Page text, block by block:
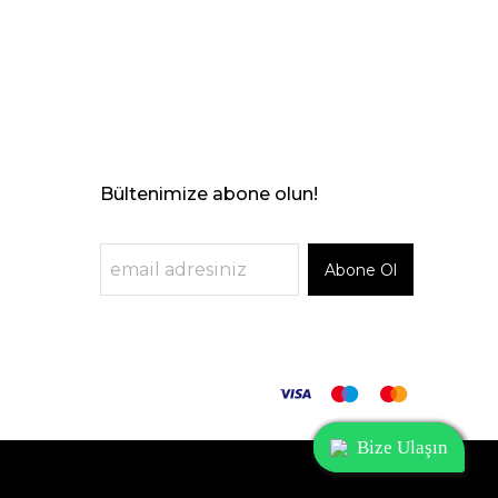
Bültenimize abone olun!
Abone Ol
Bize Ulaşın
Bize Ulaşın
Bize Ulaşın